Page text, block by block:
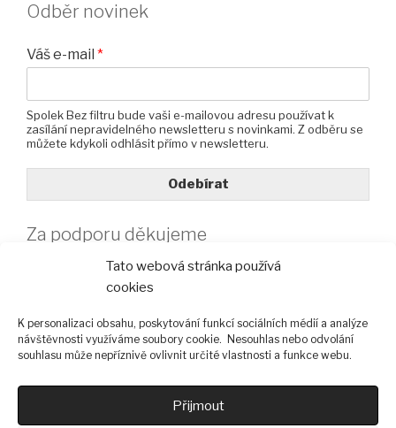
Tato webová stránka používá
cookies
K personalizaci obsahu, poskytování funkcí sociálních médií a analýze
návštěvnosti využíváme soubory cookie. Nesouhlas nebo odvolání
souhlasu může nepříznivě ovlivnit určité vlastnosti a funkce webu.
Přijmout
Odběr novinek
Váš e-mail *
Spolek Bez filtru bude vaši e-mailovou adresu používat k
zasílání nepravidelného newsletteru s novinkami. Z odběru se
můžete kdykoli odhlásit přímo v newsletteru.
Odebírat
Za podporu děkujeme